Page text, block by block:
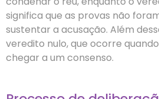
significa que as provas não
sustentar a acusação. Além
veredito nulo, que ocorre
chegar a um consenso.